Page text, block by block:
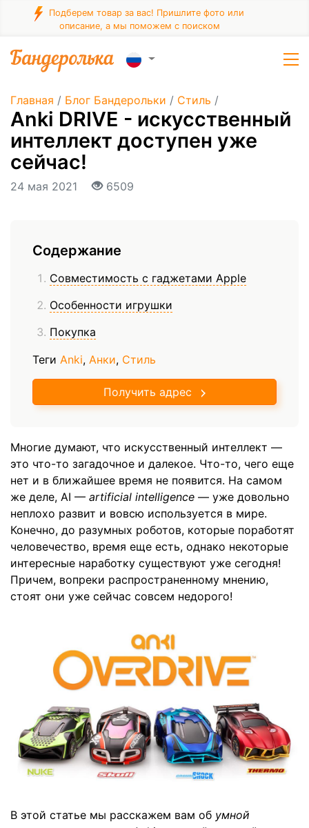
Подберем товар за вас! Пришлите фото или
описание, а мы поможем с поиском
Главная / Блог Бандерольки / Стиль /
Anki DRIVE - искусственный
интеллект доступен уже
сейчас!
24 мая 2021 6509
Содержание
Совместимость с гаджетами Apple
Особенности игрушки
Покупка
Теги Anki, Анки, Стиль
Получить адрес
Многие думают, что искусственный интеллект —
это что-то загадочное и далекое. Что-то, чего еще
нет и в ближайшее время не появится. На самом
же деле, AI — artificial intelligence — уже довольно
неплохо развит и вовсю используется в мире.
Конечно, до разумных роботов, которые поработят
человечество, время еще есть, однако некоторые
интересные наработку существуют уже сегодня!
Причем, вопреки распространенному мнению,
стоят они уже сейчас совсем недорого!
В этой статье мы расскажем вам об умной